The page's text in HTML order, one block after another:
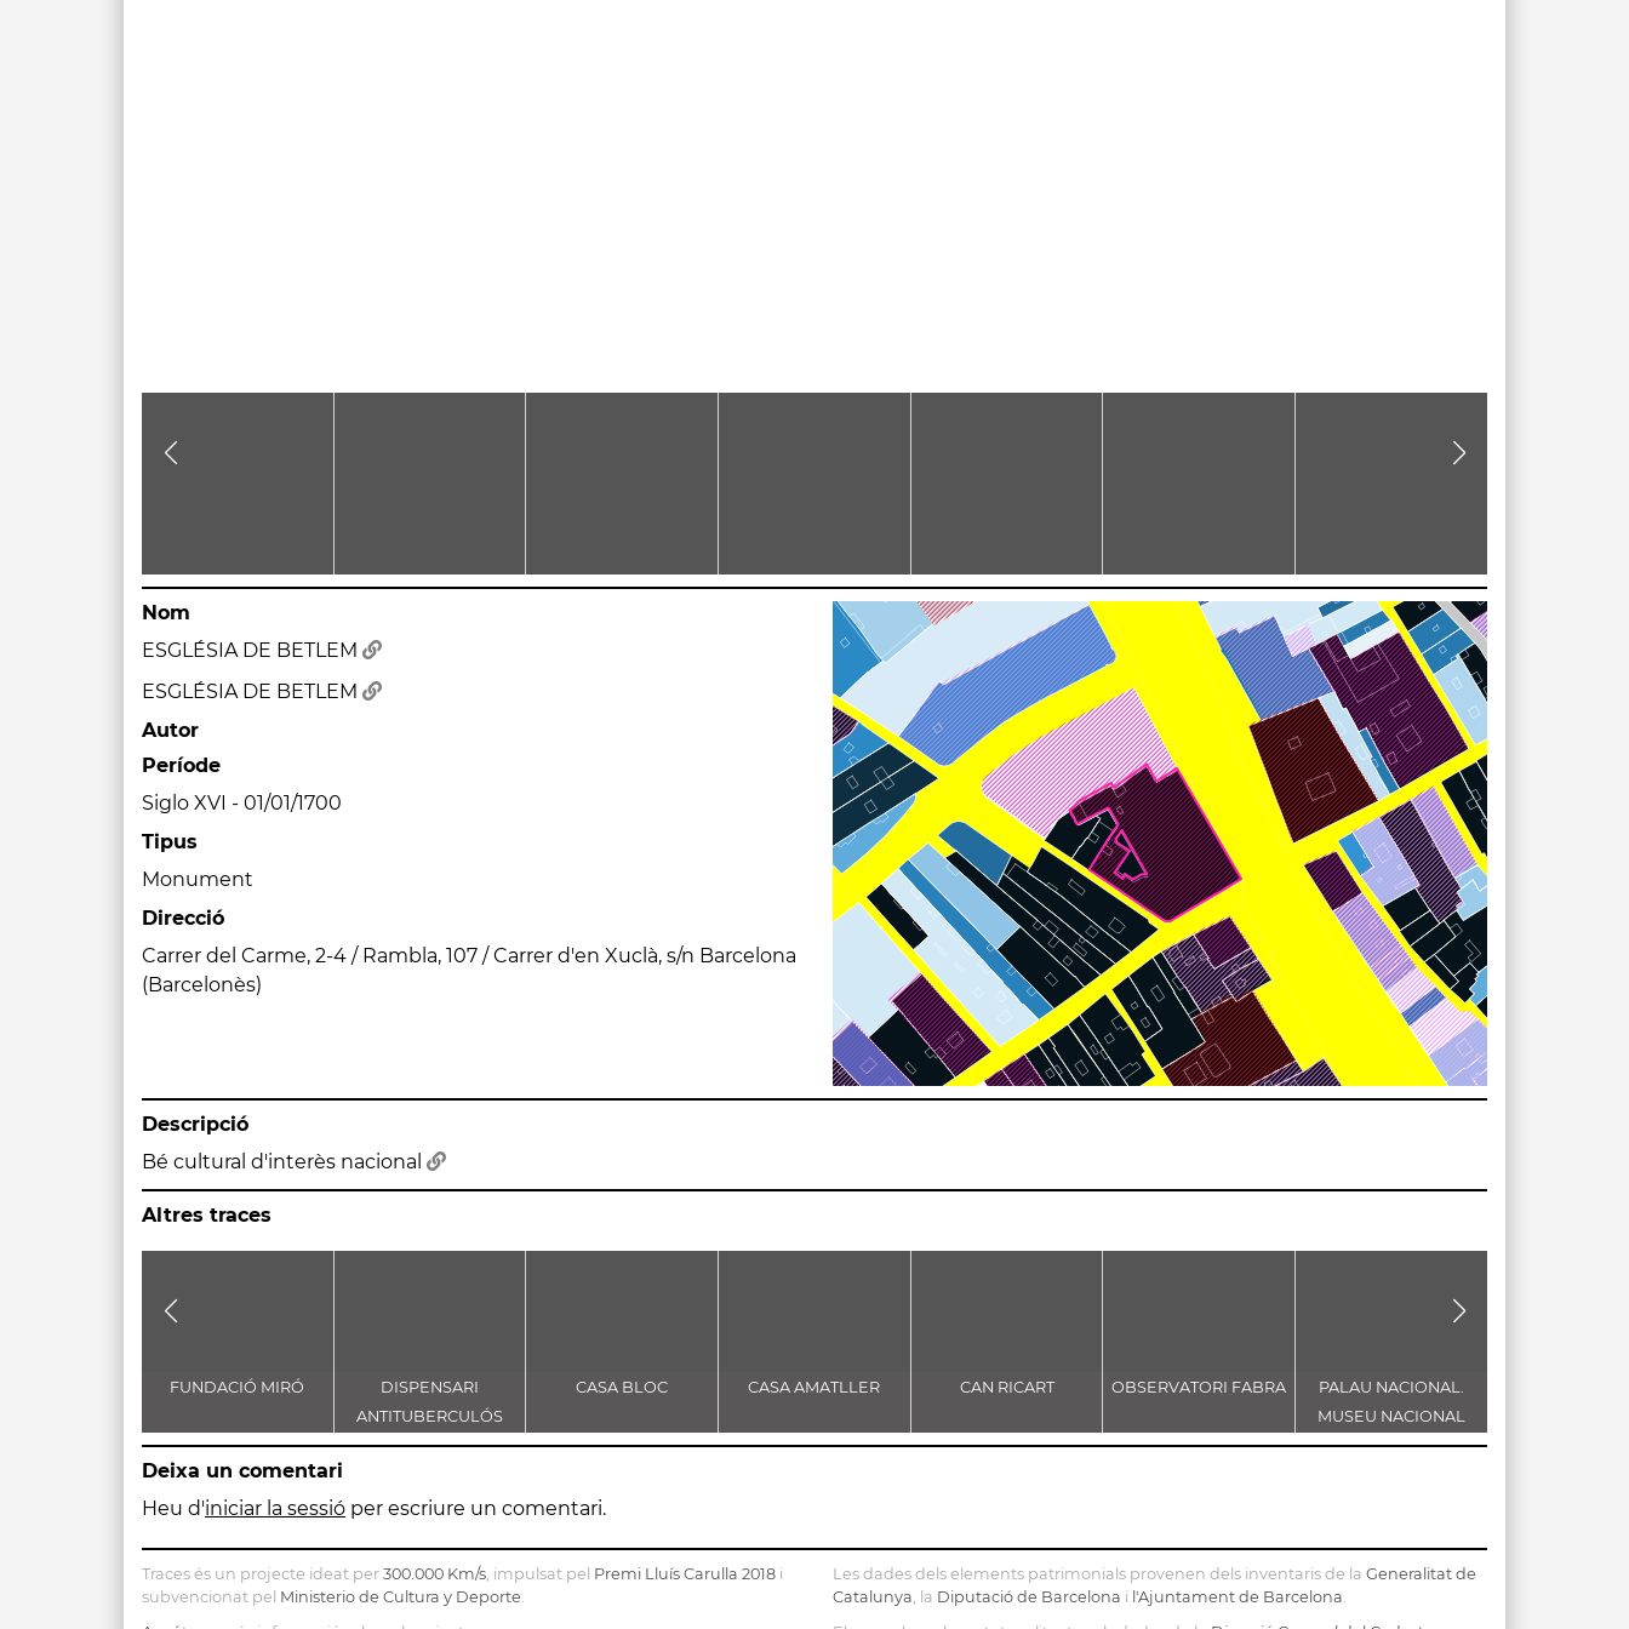
Nom
ESGLÉSIA DE BETLEM
ESGLÉSIA DE BETLEM
Autor
Període
Siglo XVI - 01/01/1700
Tipus
Monument
Direcció
Carrer del Carme, 2-4 / Rambla, 107 / Carrer d'en Xuclà, s/n Barcelona
(Barcelonès)
Descripció
Bé cultural d'interès nacional
Altres traces
FUNDACIÓ MIRÓ
DISPENSARI
ANTITUBERCULÓS
(CAP)
CASA BLOC CASA AMATLLER CAN RICART OBSERVATORI FABRA
PALAU NACIONAL.
MUSEU NACIONAL
D'ART DE CATALUNYA
Deixa un comentari
Heu d'iniciar la sessió per escriure un comentari.
Traces és un projecte ideat per 300.000 Km/s, impulsat pel Premi Lluís Carulla 2018 i
subvencionat pel Ministerio de Cultura y Deporte.
Les dades dels elements patrimonials provenen dels inventaris de la Generalitat de
Catalunya, la Diputació de Barcelona i l'Ajuntament de Barcelona.